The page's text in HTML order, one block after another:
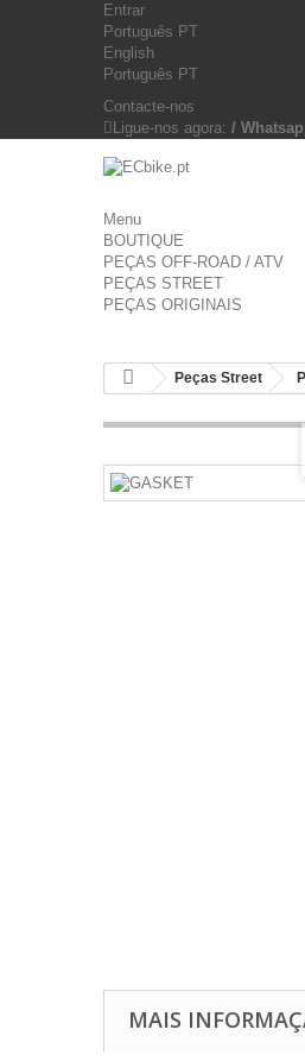
Entrar
Português PT
English
Português PT
Contacte-nos
Ligue-nos agora: /
Menu
BOUTIQUE
PEÇAS OFF-ROAD / ATV
PEÇAS STREET
PEÇAS ORIGINAIS
Peças Street
MAIS